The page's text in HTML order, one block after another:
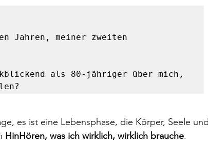
Jahren, meiner zweiten
als 80-jähriger über mich,
es ist eine Lebensphase, die Körper, Seele und
HinHören, was ich wirklich, wirklich brauche.